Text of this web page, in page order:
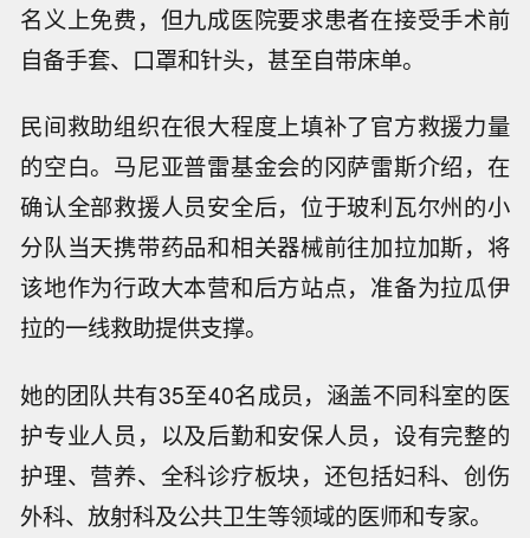
名义上免费，但九成医院要求患者在接受手术前
自备手套、口罩和针头，甚至自带床单。
民间救助组织在很大程度上填补了官方救援力量
的空白。马尼亚普雷基金会的冈萨雷斯介绍，在
确认全部救援人员安全后，位于玻利瓦尔州的小
分队当天携带药品和相关器械前往加拉加斯，将
该地作为行政大本营和后方站点，准备为拉瓜伊
拉的一线救助提供支撑。
她的团队共有35至40名成员，涵盖不同科室的医
护专业人员，以及后勤和安保人员，设有完整的
护理、营养、全科诊疗板块，还包括妇科、创伤
外科、放射科及公共卫生等领域的医师和专家。